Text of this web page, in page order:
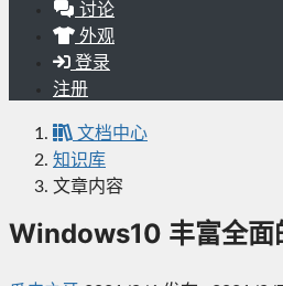
讨论
外观
登录
注册
文档中心
知识库
文章内容
Windows10 丰富全面